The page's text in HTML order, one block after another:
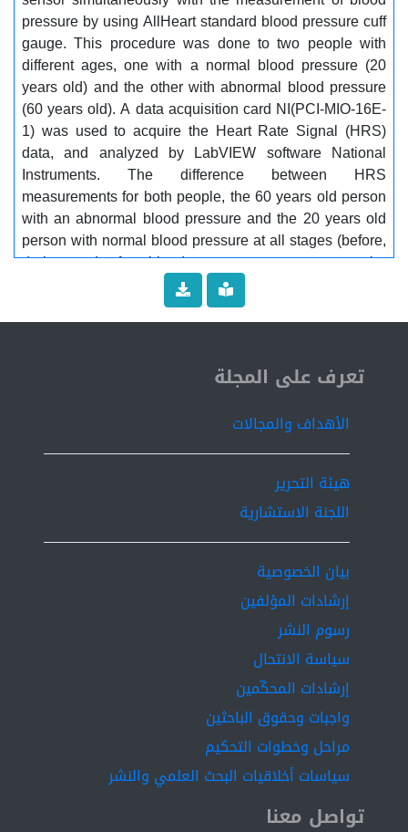
HRS بدلالة RMS لجميع المراحل، والذي من خلال هذه
القيم يعطي مؤشرا جيدا لمدى خفقان القلب لكل مراحل
القياس.
pressure by using AllHeart standard blood pressure cuff
gauge. This procedure was done to two people with
different ages, one with a normal blood pressure (20
years old) and the other with abnormal blood pressure
(60 years old). A data acquisition card NI(PCI-MIO-16E-
1) was used to acquire the Heart Rate Signal (HRS)
data, and analyzed by LabVIEW software National
Instruments. The difference between HRS
measurements for both people, the 60 years old person
with an abnormal blood pressure and the 20 years old
person with normal blood pressure at all stages (before,
during and after blood pressure measurement, the
measurement time depended on the time of
measurement of each person's blood pressure, i.e.
about a minute) indicates that the cross-correlation
stage. This result can be due to the disorder of heart
palpitations immediately after the blood pressure
measurement process compared to the cross-
correlation before the blood pressure measurement
process (at relax stage) which was relatively strong.
The values of fluctuation of HRS in terms of RMS were
calculated for all stages, which gives a good indicator
for the heart palpitations of each stage measurement for
two people
ISSN 2519-9854
تعرف على المجلة
الأهداف والمجالات
هيئة التحرير
اللجنة الاستشارية
بيان الخصوصية
إرشادات المؤلفين
رسوم النشر
سياسة الانتحال
إرشادات المحكّمين
واجبات وحقوق الباحثين
مراحل وخطوات التحكيم
سياسات أخلاقيات البحث العلمي والنشر
تواصل معنا